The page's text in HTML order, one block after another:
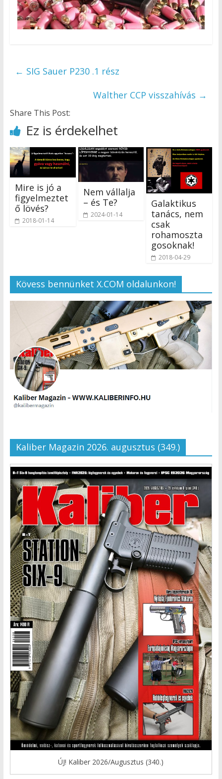
← SIG Sauer P230 .1 rész
Walther CCP visszahívás →
Share This Post:
Ez is érdekelhet
Mire is jó a
figyelmeztet
ő lövés?
2018-01-14
Nem vállalja
– és Te?
2024-01-14
Galaktikus
tanács, nem
csak
rohamoszta
gosoknak!
2018-04-29
Kövess bennünket X.COM oldalunkon!
Kaliber Magazin 2026. augusztus (349.)
ÚJ! Kaliber 2026/Augusztus (340.)